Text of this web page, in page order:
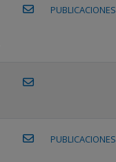
PUBLICACIONES
PUBLICACIONES